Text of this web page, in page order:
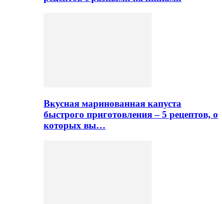
Вкусная маринованная капуста
быстрого приготовления – 5 рецептов, о
которых вы…